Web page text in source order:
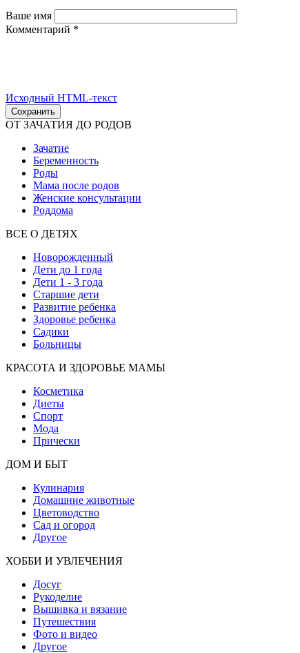
Ваше имя
Комментарий *
Исходный HTML-текст
ОТ ЗАЧАТИЯ ДО РОДОВ
Зачатие
Беременность
Роды
Мама после родов
Женские консультации
Роддома
ВСЕ О ДЕТЯХ
Новорожденный
Дети до 1 года
Дети 1 - 3 года
Старшие дети
Развитие ребенка
Здоровье ребенка
Садики
Больницы
КРАСОТА И ЗДОРОВЬЕ МАМЫ
Косметика
Диеты
Спорт
Мода
Прически
ДОМ И БЫТ
Кулинария
Домашние животные
Цветоводство
Сад и огород
Другое
ХОББИ И УВЛЕЧЕНИЯ
Досуг
Рукоделие
Вышивка и вязание
Путешествия
Фото и видео
Другое